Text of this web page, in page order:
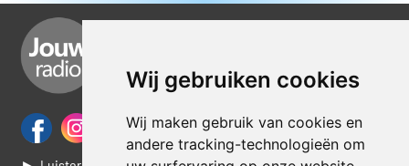
Wij gebruiken cookies
Wij maken gebruik van cookies en
andere tracking-technologieën om